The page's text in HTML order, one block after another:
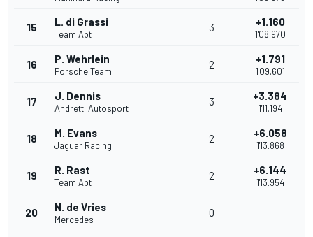
15 L. di Grassi
Team Abt
3 +1.160
1'08.970
16 P. Wehrlein
Porsche Team
2 +1.791
1'09.601
17 J. Dennis
Andretti Autosport
3 +3.384
1'11.194
18 M. Evans
Jaguar Racing
2 +6.058
1'13.868
19 R. Rast
Team Abt
2 +6.144
1'13.954
20 N. de Vries
Mercedes
0